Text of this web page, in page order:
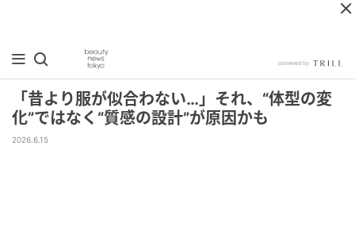
「昔より服が似合わない…」それ、“体型の変
化”ではなく“質感の設計”が原因かも
2026.6.15